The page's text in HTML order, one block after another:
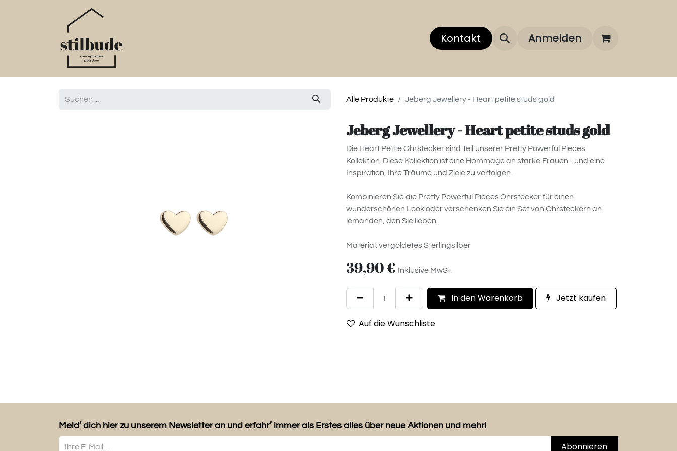
Über uns Über unsere Marken FAQ
Kontakt Anmelden
Alle Produkte Jeberg Jewellery - Heart petite studs gold
Jeberg Jewellery - Heart petite studs gold
Die Heart Petite Ohrstecker sind Teil unserer Pretty Powerful Pieces
Kollektion. Diese Kollektion ist eine Hommage an starke Frauen - und eine
Inspiration, Ihre Träume und Ziele zu verfolgen.
Kombinieren Sie die Pretty Powerful Pieces Ohrstecker für einen
wunderschönen Look oder verschenken Sie ein Set von Ohrsteckern an
jemanden, den Sie lieben.
Material: vergoldetes Sterlingsilber
39,90€ Inklusive MwSt.
In den Warenkorb Jetzt kaufen
Auf die Wunschliste
Meld’ dich hier zu unserem Newsletter an und erfahr’ immer als Erstes alles über neue Aktionen und mehr!
Abonnieren